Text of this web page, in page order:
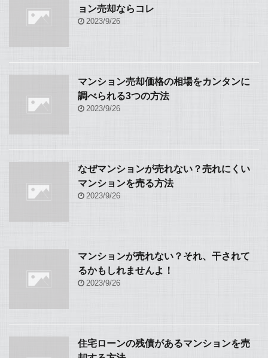
ョン売却ならコレ
2023/9/26
マンション売却価格の相場をカンタンに
調べられる3つの方法
2023/9/26
なぜマンションが売れない？売れにくい
マンションを売る方法
2023/9/26
マンションが売れない？それ、干されて
るかもしれませんよ！
2023/9/26
住宅ローンの残債があるマンションを売